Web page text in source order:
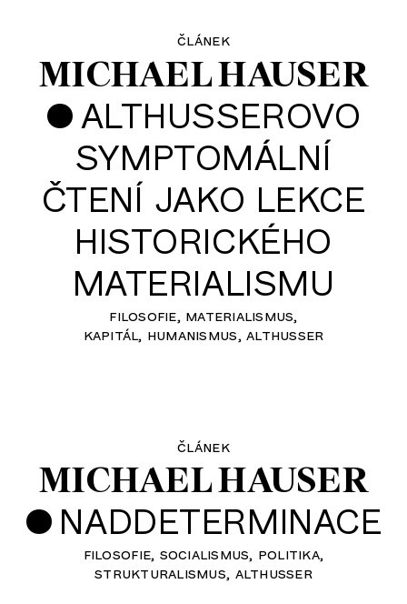
článek
MICHAEL HAUSER
• ALTHUSSEROVO
SYMPTOMÁLNÍ
ČTENÍ JAKO LEKCE
HISTORICKÉHO
MATERIALISMU
filosofie materialismus
kapitál
humanismus althusser
článek
MICHAEL HAUSER
• NADDETERMINACE
filosofie socialismus politika
strukturalismus althusser